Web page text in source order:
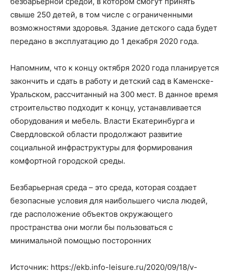
свыше 250 детей, в том числе с ограниченными
возможностями здоровья. Здание детского сада будет
передано в эксплуатацию до 1 декабря 2020 года.
Напомним, что к концу октября 2020 года планируется
закончить и сдать в работу и детский сад в Каменске-
Уральском, рассчитанный на 300 мест. В данное время
строительство подходит к концу, устанавливается
оборудования и мебель. Власти Екатеринбурга и
Свердловской области продолжают развитие
социальной инфраструктуры для формирования
комфортной городской среды.
Безбарьерная среда – это среда, которая создает
безопасные условия для наибольшего числа людей,
где расположение объектов окружающего
пространства они могли бы пользоваться с
минимальной помощью посторонних
Источник: https://ekb.info-leisure.ru/2020/09/18/v-